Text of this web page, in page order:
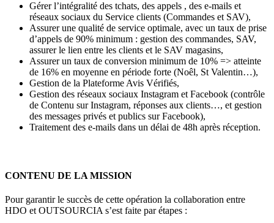
Gérer l’intégralité des tchats, des appels , des e-mails et
réseaux sociaux du Service clients (Commandes et SAV),
Assurer une qualité de service optimale, avec un taux de prise
d’appels de 90% minimum : gestion des commandes, SAV,
assurer le lien entre les clients et le SAV magasins,
Assurer un taux de conversion minimum de 10% => atteinte
de 16% en moyenne en période forte (Noêl, St Valentin…),
Gestion de la Plateforme Avis Vérifiés,
Gestion des réseaux sociaux Instagram et Facebook (contrôle
de Contenu sur Instagram, réponses aux clients…, et gestion
des messages privés et publics sur Facebook),
Traitement des e-mails dans un délai de 48h après réception.
CONTENU DE LA MISSION
Pour garantir le succès de cette opération la collaboration entre
HDO et OUTSOURCIA s’est faite par étapes :